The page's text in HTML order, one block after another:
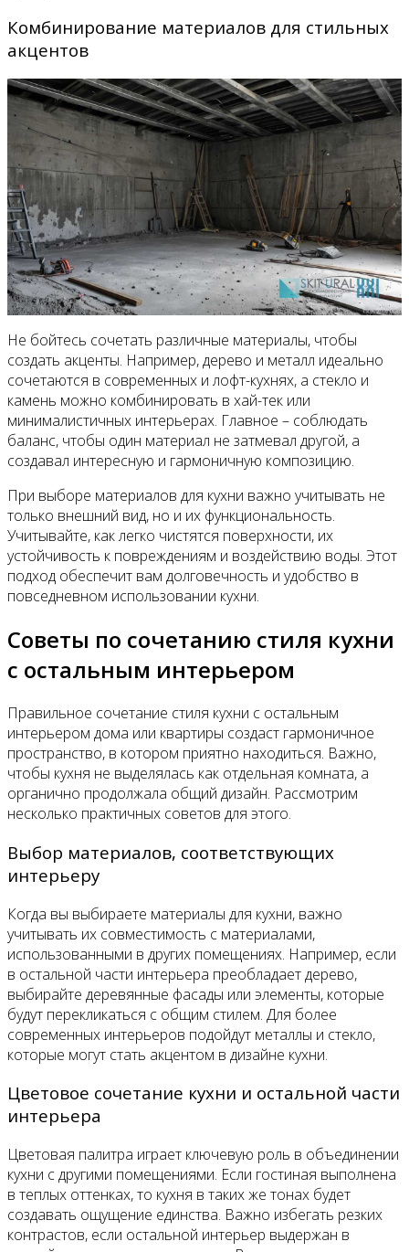
Комбинирование материалов для стильных
акцентов
Не бойтесь сочетать различные материалы, чтобы
создать акценты. Например, дерево и металл идеально
сочетаются в современных и лофт-кухнях, а стекло и
камень можно комбинировать в хай-тек или
минималистичных интерьерах. Главное – соблюдать
баланс, чтобы один материал не затмевал другой, а
создавал интересную и гармоничную композицию.
При выборе материалов для кухни важно учитывать не
только внешний вид, но и их функциональность.
Учитывайте, как легко чистятся поверхности, их
устойчивость к повреждениям и воздействию воды. Этот
подход обеспечит вам долговечность и удобство в
повседневном использовании кухни.
Советы по сочетанию стиля кухни
с остальным интерьером
Правильное сочетание стиля кухни с остальным
интерьером дома или квартиры создаст гармоничное
пространство, в котором приятно находиться. Важно,
чтобы кухня не выделялась как отдельная комната, а
органично продолжала общий дизайн. Рассмотрим
несколько практичных советов для этого.
Выбор материалов, соответствующих
интерьеру
Когда вы выбираете материалы для кухни, важно
учитывать их совместимость с материалами,
использованными в других помещениях. Например, если
в остальной части интерьера преобладает дерево,
выбирайте деревянные фасады или элементы, которые
будут перекликаться с общим стилем. Для более
современных интерьеров подойдут металлы и стекло,
которые могут стать акцентом в дизайне кухни.
Цветовое сочетание кухни и остальной части
интерьера
Цветовая палитра играет ключевую роль в объединении
кухни с другими помещениями. Если гостиная выполнена
в теплых оттенках, то кухня в таких же тонах будет
создавать ощущение единства. Важно избегать резких
контрастов, если остальной интерьер выдержан в